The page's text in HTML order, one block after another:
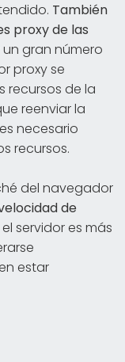
También
proxy de las
un gran número
proxy se
recursos de la
reenviar la
necesario
recursos.
del navegador
de
servidor es más
estar